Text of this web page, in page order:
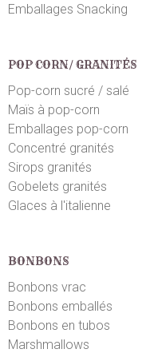
Emballages Snacking
POP CORN/ GRANITÉS
Pop-corn sucré / salé
Maïs à pop-corn
Emballages pop-corn
Concentré granités
Sirops granités
Gobelets granités
Glaces à l'italienne
BONBONS
Bonbons vrac
Bonbons emballés
Bonbons en tubos
Marshmallows